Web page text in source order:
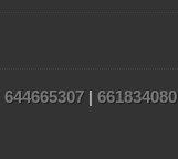
644665307| 661834080